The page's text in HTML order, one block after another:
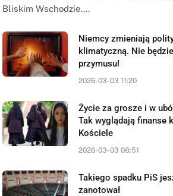
Bliskim Wschodzie.…
Niemcy zmieniają
klimatyczną. Nie będzie
przymusu!
2026-03-03 11:20
Życie za grosze i w
Tak wyglądają finanse
Kościele
2026-03-03 08:51
Takiego spadku PiS
zanotował